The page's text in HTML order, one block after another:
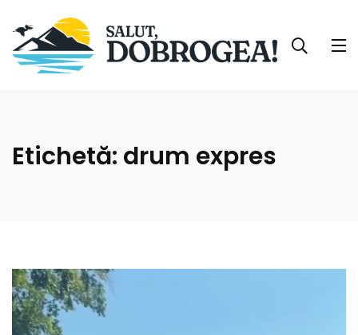
Etichetă: drum expres